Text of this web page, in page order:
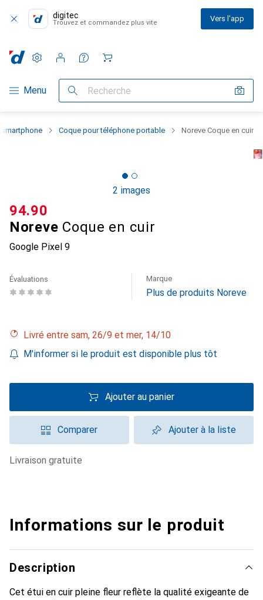
digitec
Trouvez et commandez plus vite Vers l'app
Navigation par catégorie
Menu Recherche
Paramètres
Compte client
Listes de comparaison
Listes d'envies
Panier
Coque pour téléphone portable Noreve Coque en cuir
2 images
Noreve Coque en cuir
Google Pixel 9
CHF
94.90
Évaluations Marque
Plus de produits Noreve
Livré entre sam, 26/9 et mer, 14/10
M'informer si le produit est disponible plus tôt
Ajouter au panier
Comparer Ajouter à la liste
livraison gratuite
Informations sur le produit
Description
Cet étui en cuir pleine fleur reflète la qualité exigeante de